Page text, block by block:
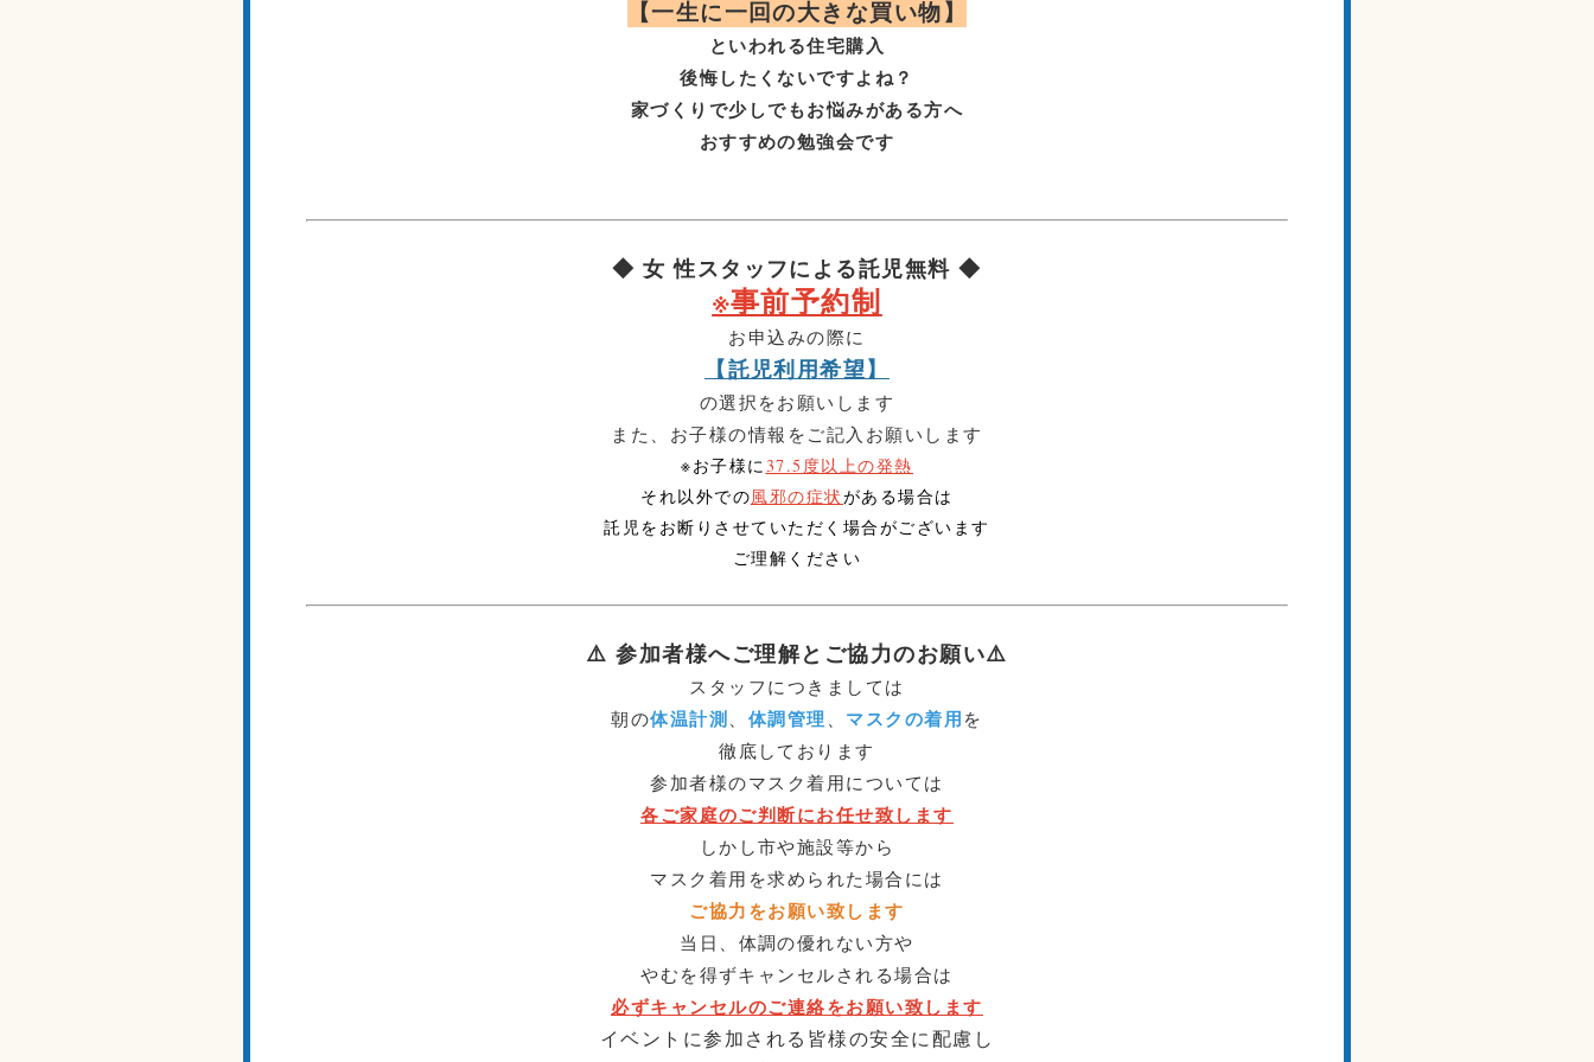
【一生に一回の大きな買い物】
といわれる住宅購入
後悔したくないですよね？
家づくりで少しでもお悩みがある方へ
おすすめの勉強会です
◆ 女 性スタッフによる託児無料 ◆
※事前予約制
お申込みの際に
【託児利用希望】
の選択をお願いします
また、お子様の情報をご記入お願いします
※お子様に37.5度以上の発熱
それ以外での風邪の症状がある場合は
託児をお断りさせていただく場合がございます
ご理解ください
⚠️ 参加者様へご理解とご協力のお願い⚠️
スタッフにつきましては
朝の体温計測 体調管理 マスクの着用 を
徹底しております
参加者様のマスク着用については
各ご家庭のご判断にお任せ致します
しかし市や施設等から
マスク着用を求められた場合には
ご協力をお願い致します
当日、体調の優れない方や
やむを得ずキャンセルされる場合は
必ずキャンセルのご連絡をお願い致します
イベントに参加される皆様の安全に配慮し